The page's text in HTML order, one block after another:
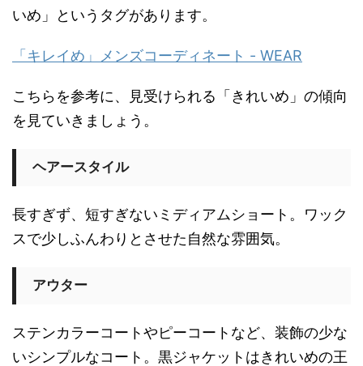
いめ」というタグがあります。
「キレイめ」メンズコーディネート - WEAR
こちらを参考に、見受けられる「きれいめ」の傾向
を見ていきましょう。
ヘアースタイル
長すぎず、短すぎないミディアムショート。ワック
スで少しふんわりとさせた自然な雰囲気。
アウター
ステンカラーコートやピーコートなど、装飾の少な
いシンプルなコート。黒ジャケットはきれいめの王